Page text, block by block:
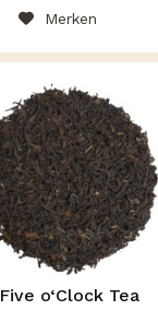
Merken
Five o‘Clock Tea